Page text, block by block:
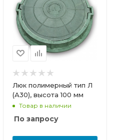
Люк полимерный тип Л
(А30), высота 100 мм
Товар в наличии
По запросу